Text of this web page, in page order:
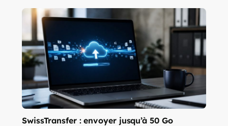
SwissTransfer : envoyer jusqu’à 50 Go